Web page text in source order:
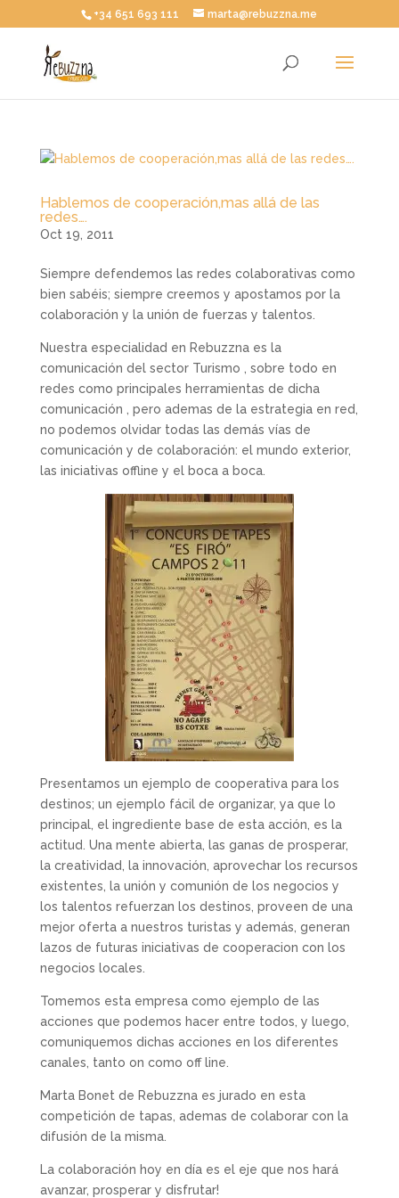
+34 651 693 111 marta@rebuzzna.me
Hablemos de cooperación,mas allá de las
redes….
Oct 19, 2011
Siempre defendemos las redes colaborativas como
bien sabéis; siempre creemos y apostamos por la
colaboración y la unión de fuerzas y talentos.
Nuestra especialidad en Rebuzzna es la
comunicación del sector Turismo , sobre todo en
redes como principales herramientas de dicha
comunicación , pero ademas de la estrategia en red,
no podemos olvidar todas las demás vías de
comunicación y de colaboración: el mundo exterior,
las iniciativas offline y el boca a boca.
Presentamos un ejemplo de cooperativa para los
destinos; un ejemplo fácil de organizar, ya que lo
principal, el ingrediente base de esta acción, es la
actitud. Una mente abierta, las ganas de prosperar,
la creatividad, la innovación, aprovechar los recursos
existentes, la unión y comunión de los negocios y
los talentos refuerzan los destinos, proveen de una
mejor oferta a nuestros turistas y además, generan
lazos de futuras iniciativas de cooperacion con los
negocios locales.
Tomemos esta empresa como ejemplo de las
acciones que podemos hacer entre todos, y luego,
comuniquemos dichas acciones en los diferentes
canales, tanto on como off line.
Marta Bonet de Rebuzzna es jurado en esta
competición de tapas, ademas de colaborar con la
difusión de la misma.
La colaboración hoy en día es el eje que nos hará
avanzar, prosperar y disfrutar!